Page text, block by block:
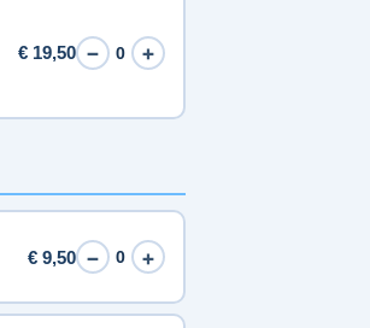
€ 19,50 − 0 +
€ 9,50 − 0 +